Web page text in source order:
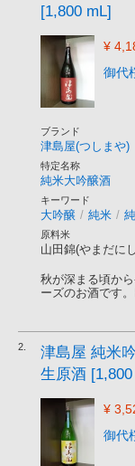
[1,800 mL]
¥
御代
ブランド
津島屋(つしまや)
特定名称
純米大吟醸酒
キーワード
大吟醸 / 純米 /
原料米
山田錦(やまだに
秋が深まる頃か
ーズのお酒です
2.
津島屋 純米
生原酒
¥
御代